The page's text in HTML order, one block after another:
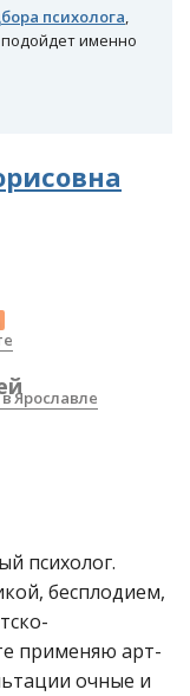
психолога,
именно
Ярославле
психолог.
бесплодием,
применяю арт-
очные и